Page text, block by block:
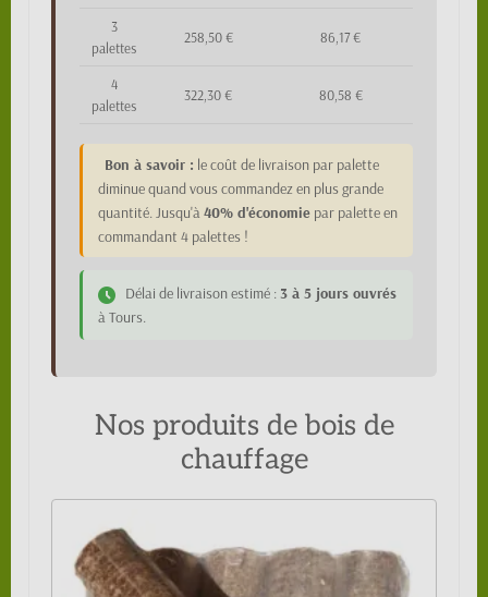
3
palettes
258,50 € 86,17 €
4
palettes
322,30 € 80,58 €
Bon à savoir : le coût de livraison par palette
diminue quand vous commandez en plus grande
quantité. Jusqu'à40% d'économie par palette en
commandant 4 palettes !
Délai de livraison estimé : 3 à 5 jours ouvrés
à Tours.
Nos produits de bois de
chauffage